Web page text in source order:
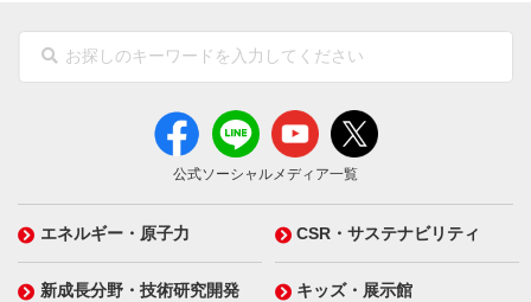
公式ソーシャルメディア一覧
エネルギー・原子力 CSR・サステナビリティ
新成長分野・技術研究開発 キッズ・展示館